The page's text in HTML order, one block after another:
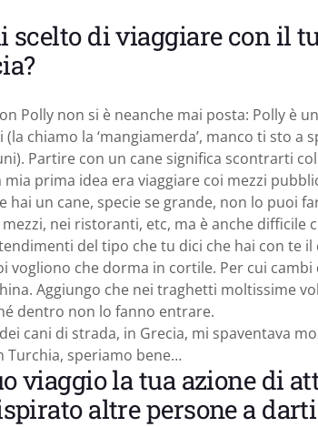
scelto di viaggiare con il
Polly non si è neanche mai posta: Polly è
chiamo la ‘mangiamerda’, manco ti sto a
Partire con un cane significa scontrarti
mia prima idea era viaggiare coi mezzi
hai un cane, specie se grande, non lo puoi
nei ristoranti, etc, ma è anche difficile
del tipo che tu dici che hai con te il
vogliono che dorma in cortile. Per cui cambi
Aggiungo che nei traghetti moltissime
dentro non lo fanno entrare.
cani di strada, in Grecia, mi spaventava
Turchia, speriamo bene…
viaggio la tua azione di
altre persone a